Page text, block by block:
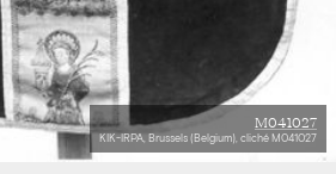
M041027
KIK-IRPA, Brussels (Belgium), cliché M041027